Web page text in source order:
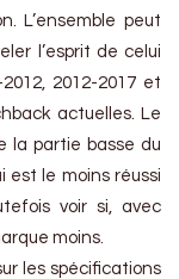
L’ensemble peut
l’esprit de celui
2012-2017 et
actuelles. Le
la partie basse du
est le moins réussi
voir si, avec
moins.
les spécifications